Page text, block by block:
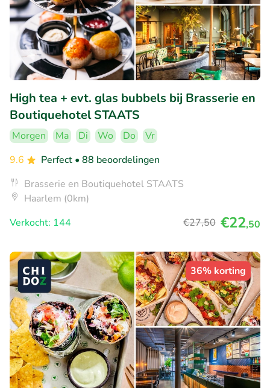
High tea + evt. glas bubbels bij Brasserie en
Boutiquehotel STAATS
Morgen Ma Di Wo Do
Vr
9.6
Perfect • 88 beoordelingen
Brasserie en Boutiquehotel STAATS
Haarlem (0km)
Verkocht: 144
€27,50 €22,50
36% korting